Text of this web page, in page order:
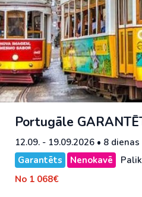
Portugāle
12.09. - 19.09.2026 • 8 dienas
Garantēts
Nenokavē
No 1 068€